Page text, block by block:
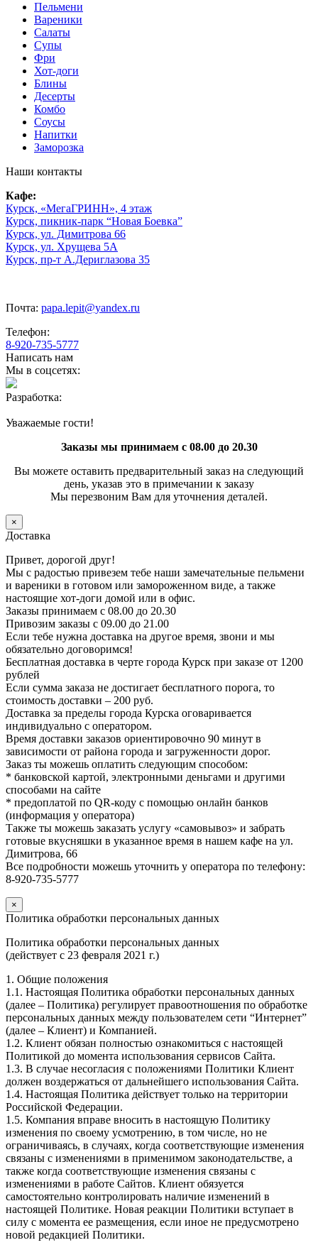
Пельмени
Вареники
Салаты
Супы
Фри
Хот-доги
Блины
Десерты
Комбо
Соусы
Напитки
Заморозка
Наши контакты
Кафе:
Курск, «МегаГРИНН», 4 этаж
Курск, пикник-парк “Новая Боевка”
Курск, ул. Димитрова 66
Курск, ул. Хрущева 5А
Курск, пр-т А.Дериглазова 35
Почта: papa.lepit@yandex.ru
Телефон:
8-920-735-5777
Написать нам
Мы в соцсетях:
Разработка:
Уважаемые гости!
Заказы мы принимаем с 08.00 до 20.30
Вы можете оставить предварительный заказ на следующий
день, указав это в примечании к заказу
Мы перезвоним Вам для уточнения деталей.
×
Доставка
Привет, дорогой друг!
Мы с радостью привезем тебе наши замечательные пельмени
и вареники в готовом или замороженном виде, а также
настоящие хот-доги домой или в офис.
Заказы принимаем с 08.00 до 20.30
Привозим заказы с 09.00 до 21.00
Если тебе нужна доставка на другое время, звони и мы
обязательно договоримся!
Бесплатная доставка в черте города Курск при заказе от 1200
рублей
Если сумма заказа не достигает бесплатного порога, то
стоимость доставки – 200 руб.
Доставка за пределы города Курска оговаривается
индивидуально с оператором.
Время доставки заказов ориентировочно 90 минут в
зависимости от района города и загруженности дорог.
Заказ ты можешь оплатить следующим способом:
* банковской картой, электронными деньгами и другими
способами на сайте
* предоплатой по QR-коду с помощью онлайн банков
(информация у оператора)
Также ты можешь заказать услугу «самовывоз» и забрать
готовые вкусняшки в указанное время в нашем кафе на ул.
Димитрова, 66
Все подробности можешь уточнить у оператора по телефону:
8-920-735-5777
×
Политика обработки персональных данных
Политика обработки персональных данных
(действует с 23 февраля 2021 г.)
1. Общие положения
1.1. Настоящая Политика обработки персональных данных
(далее – Политика) регулирует правоотношения по обработке
персональных данных между пользователем сети “Интернет”
(далее – Клиент) и Компанией.
1.2. Клиент обязан полностью ознакомиться с настоящей
Политикой до момента использования сервисов Сайта.
1.3. В случае несогласия с положениями Политики Клиент
должен воздержаться от дальнейшего использования Сайта.
1.4. Настоящая Политика действует только на территории
Российской Федерации.
1.5. Компания вправе вносить в настоящую Политику
изменения по своему усмотрению, в том числе, но не
ограничиваясь, в случаях, когда соответствующие изменения
связаны с изменениями в применимом законодательстве, а
также когда соответствующие изменения связаны с
изменениями в работе Сайтов. Клиент обязуется
самостоятельно контролировать наличие изменений в
настоящей Политике. Новая реакции Политики вступает в
силу с момента ее размещения, если иное не предусмотрено
новой редакцией Политики.